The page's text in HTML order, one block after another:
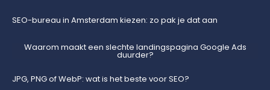
SEO-bureau in Amsterdam kiezen: zo pak je dat aan
Waarom maakt een slechte landingspagina Google Ads
duurder?
JPG, PNG of WebP: wat is het beste voor SEO?